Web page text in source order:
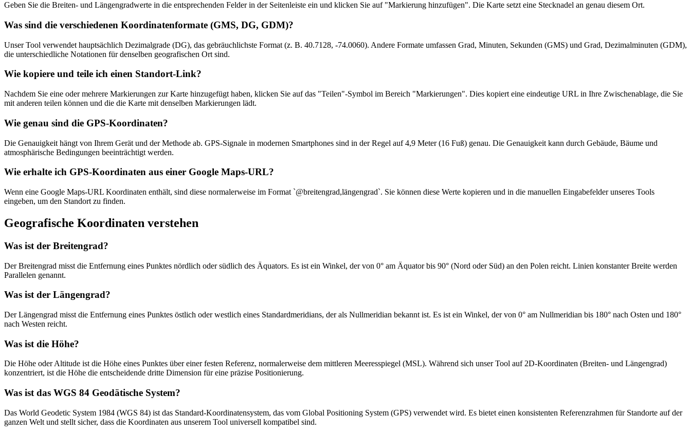
Geben Sie die Breiten- und Längengradwerte in die entsprechenden Felder in der Seitenleiste ein und klicken Sie auf "Markierung hinzufügen". Die Karte setzt eine Stecknadel an genau diesem Ort.
Was sind die verschiedenen Koordinatenformate (GMS, DG, GDM)?
Unser Tool verwendet hauptsächlich Dezimalgrade (DG), das gebräuchlichste Format (z. B. 40.7128, -74.0060). Andere Formate umfassen Grad, Minuten, Sekunden (GMS) und Grad, Dezimalminuten (GDM),
die unterschiedliche Notationen für denselben geografischen Ort sind.
Wie kopiere und teile ich einen Standort-Link?
Nachdem Sie eine oder mehrere Markierungen zur Karte hinzugefügt haben, klicken Sie auf das "Teilen"-Symbol im Bereich "Markierungen". Dies kopiert eine eindeutige URL in Ihre Zwischenablage, die Sie
mit anderen teilen können und die die Karte mit denselben Markierungen lädt.
Wie genau sind die GPS-Koordinaten?
Die Genauigkeit hängt von Ihrem Gerät und der Methode ab. GPS-Signale in modernen Smartphones sind in der Regel auf 4,9 Meter (16 Fuß) genau. Die Genauigkeit kann durch Gebäude, Bäume und
atmosphärische Bedingungen beeinträchtigt werden.
Wie erhalte ich GPS-Koordinaten aus einer Google Maps-URL?
Wenn eine Google Maps-URL Koordinaten enthält, sind diese normalerweise im Format `@breitengrad,längengrad`. Sie können diese Werte kopieren und in die manuellen Eingabefelder unseres Tools
eingeben, um den Standort zu finden.
Geografische Koordinaten verstehen
Was ist der Breitengrad?
Der Breitengrad misst die Entfernung eines Punktes nördlich oder südlich des Äquators. Es ist ein Winkel, der von 0° am Äquator bis 90° (Nord oder Süd) an den Polen reicht. Linien konstanter Breite werden
Parallelen genannt.
Was ist der Längengrad?
Der Längengrad misst die Entfernung eines Punktes östlich oder westlich eines Standardmeridians, der als Nullmeridian bekannt ist. Es ist ein Winkel, der von 0° am Nullmeridian bis 180° nach Osten und 180°
nach Westen reicht.
Was ist die Höhe?
Die Höhe oder Altitude ist die Höhe eines Punktes über einer festen Referenz, normalerweise dem mittleren Meeresspiegel (MSL). Während sich unser Tool auf 2D-Koordinaten (Breiten- und Längengrad)
konzentriert, ist die Höhe die entscheidende dritte Dimension für eine präzise Positionierung.
Was ist das WGS 84 Geodätische System?
Das World Geodetic System 1984 (WGS 84) ist das Standard-Koordinatensystem, das vom Global Positioning System (GPS) verwendet wird. Es bietet einen konsistenten Referenzrahmen für Standorte auf der
ganzen Welt und stellt sicher, dass die Koordinaten aus unserem Tool universell kompatibel sind.